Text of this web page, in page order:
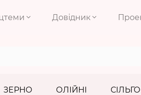
Довідник
ЗЕРНО ОЛІЙНІ